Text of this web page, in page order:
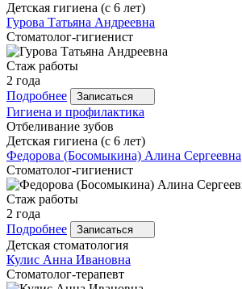
Детская гигиена (с 6 лет)
Гурова Татьяна Андреевна
Стоматолог-гигиенист
Стаж работы
2 года
Подробнее
Записаться
Гигиена и профилактика
Отбеливание зубов
Детская гигиена (с 6 лет)
Федорова (Босомыкина) Алина Сергеевна
Стоматолог-гигиенист
Стаж работы
2 года
Подробнее
Записаться
Детская стоматология
Кулис Анна Ивановна
Стоматолог-терапевт